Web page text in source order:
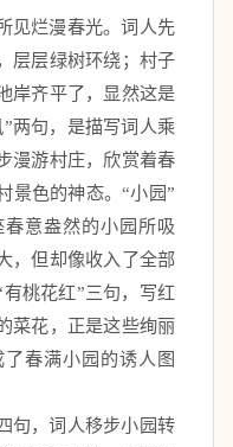
烂漫春光。词人先
层层绿树环绕；村子
岸齐平了，显然这是
两句，是描写词人乘
漫游村庄，欣赏着春
景色的神态。“小园”
意盎然的小园所吸
，但却像收入了全部
桃花红”三句，写红
菜花，正是这些绚丽
春满小园的诱人图
，词人移步小园转